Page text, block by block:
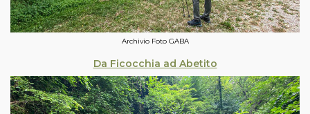
Archivio Foto GABA
Da Ficocchia ad Abetito